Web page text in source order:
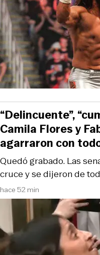
hace 52 min
Quedó grabado. Las
cruce y se dijeron de
“Delincuente”,
Camila Flores y
agarraron con